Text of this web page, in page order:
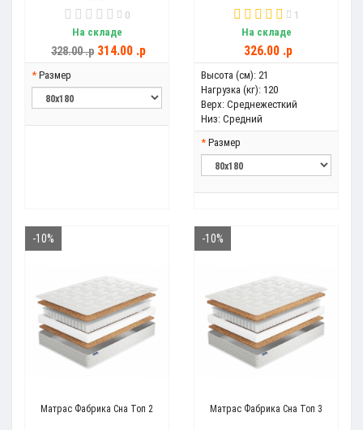
0
На складе
328.00 .p 314.00 .p
Размер
1
На складе
326.00 .p
Высота (см): 21
Нагрузка (кг): 120
Верх: Среднежесткий
Низ: Средний
Размер
-10%
Матрас Фабрика Сна Топ 2
-10%
Матрас Фабрика Сна Топ 3